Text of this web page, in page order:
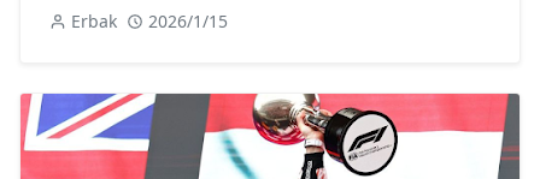
Erbak 2026/1/15